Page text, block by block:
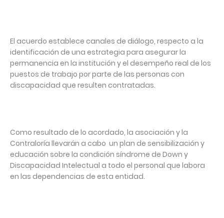
El acuerdo establece canales de diálogo, respecto a la
identificación de una estrategia para asegurar la
permanencia en la institución y el desempeño real de los
puestos de trabajo por parte de las personas con
discapacidad que resulten contratadas.
Como resultado de lo acordado, la asociación y la
Contraloría llevarán a cabo un plan de sensibilización y
educación sobre la condición síndrome de Down y
Discapacidad Intelectual a todo el personal que labora
en las dependencias de esta entidad.